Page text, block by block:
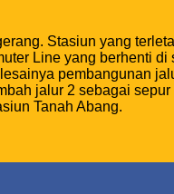
Stasiun yang
Line yang berhenti
pembangunan
jalur 2 sebagai
Tanah Abang.